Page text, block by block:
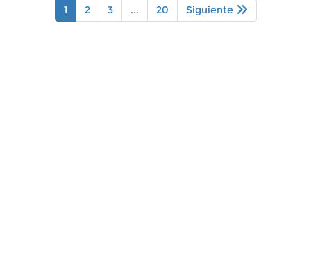
1 2 3 ... 20 Siguiente